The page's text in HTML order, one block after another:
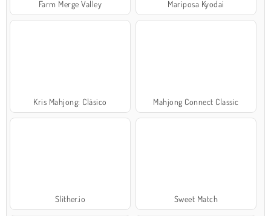
Farm Merge Valley Mariposa Kyodai
Kris Mahjong: Clásico Mahjong Connect Classic
Slither.io Sweet Match